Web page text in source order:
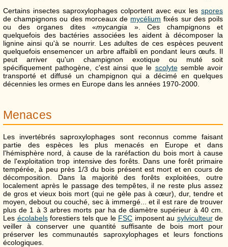
Certains insectes saproxylophages colportent avec eux les spores
de champignons ou des morceaux de mycélium fixés sur des poils
ou des organes dites «mycangia ». Ces champignons et
quelquefois des bactéries associées les aident à décomposer la
lignine ainsi qu'à se nourrir. Les adultes de ces espèces peuvent
quelquefois ensemencer un arbre affaibli en pondant leurs œufs. Il
peut arriver qu'un champignon exotique ou muté soit
spécifiquement pathogène, c'est ainsi que le scolytesemble avoir
transporté et diffusé un champignon qui a décimé en quelques
décennies les ormes en Europe dans les années 1970-2000.
Menaces
Les invertébrés saproxylophages sont reconnus comme faisant
partie des espèces les plus menacés en Europe et dans
l'hémisphère nord, à cause de la raréfaction du bois mort à cause
de l'exploitation trop intensive des forêts. Dans une forêt primaire
tempérée, à peu près 1/3 du bois présent est mort et en cours de
décomposition. Dans la majorité des forêts exploitées, outre
localement après le passage des tempêtes, il ne reste plus assez
de gros et vieux bois mort (qui ne gèle pas à cœur), dur, tendre et
moyen, debout ou couché, sec à immergé... et il est rare de trouver
plus de 1 à 3 arbres morts par ha de diamètre supérieur à 40 cm.
Les écolabelsforestiers tels que le FSC imposent au sylviculteurde
veiller à conserver une quantité suffisante de bois mort pour
préserver les communautés saproxylophages et leurs fonctions
écologiques.